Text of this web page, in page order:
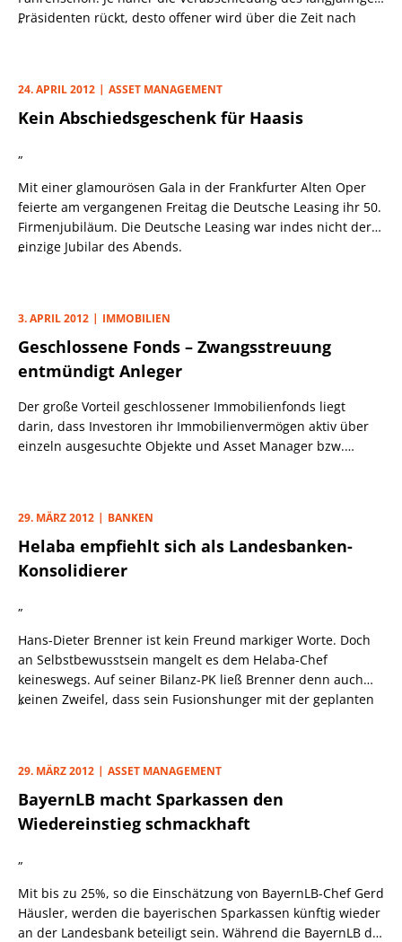
Präsidenten rückt, desto offener wird über die Zeit nach
„
24. APRIL 2012 ASSET MANAGEMENT
Kein Abschiedsgeschenk für Haasis
„
Mit einer glamourösen Gala in der Frankfurter Alten Oper
feierte am vergangenen Freitag die Deutsche Leasing ihr 50.
Firmenjubiläum. Die Deutsche Leasing war indes nicht der
einzige Jubilar des Abends.
„
3. APRIL 2012 IMMOBILIEN
Geschlossene Fonds – Zwangsstreuung
entmündigt Anleger
Der große Vorteil geschlossener Immobilienfonds liegt
darin, dass Investoren ihr Immobilienvermögen aktiv über
einzeln ausgesuchte Objekte und Asset Manager bzw.
29. MÄRZ 2012 BANKEN
Helaba empfiehlt sich als Landesbanken-
Konsolidierer
„
Hans-Dieter Brenner ist kein Freund markiger Worte. Doch
an Selbstbewusstsein mangelt es dem Helaba-Chef
keineswegs. Auf seiner Bilanz-PK ließ Brenner denn auch
keinen Zweifel, dass sein Fusionshunger mit der geplanten
„
29. MÄRZ 2012 ASSET MANAGEMENT
BayernLB macht Sparkassen den
Wiedereinstieg schmackhaft
„
Mit bis zu 25%, so die Einschätzung von BayernLB-Chef Gerd
Häusler, werden die bayerischen Sparkassen künftig wieder
an der Landesbank beteiligt sein. Während die BayernLB die